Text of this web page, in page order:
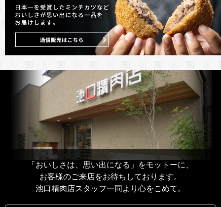
「おいしさは、思い出になる」をモットーに、
お客様のご来店をお待ちしております。
池口精肉店スタッフ一同より心をこめて。